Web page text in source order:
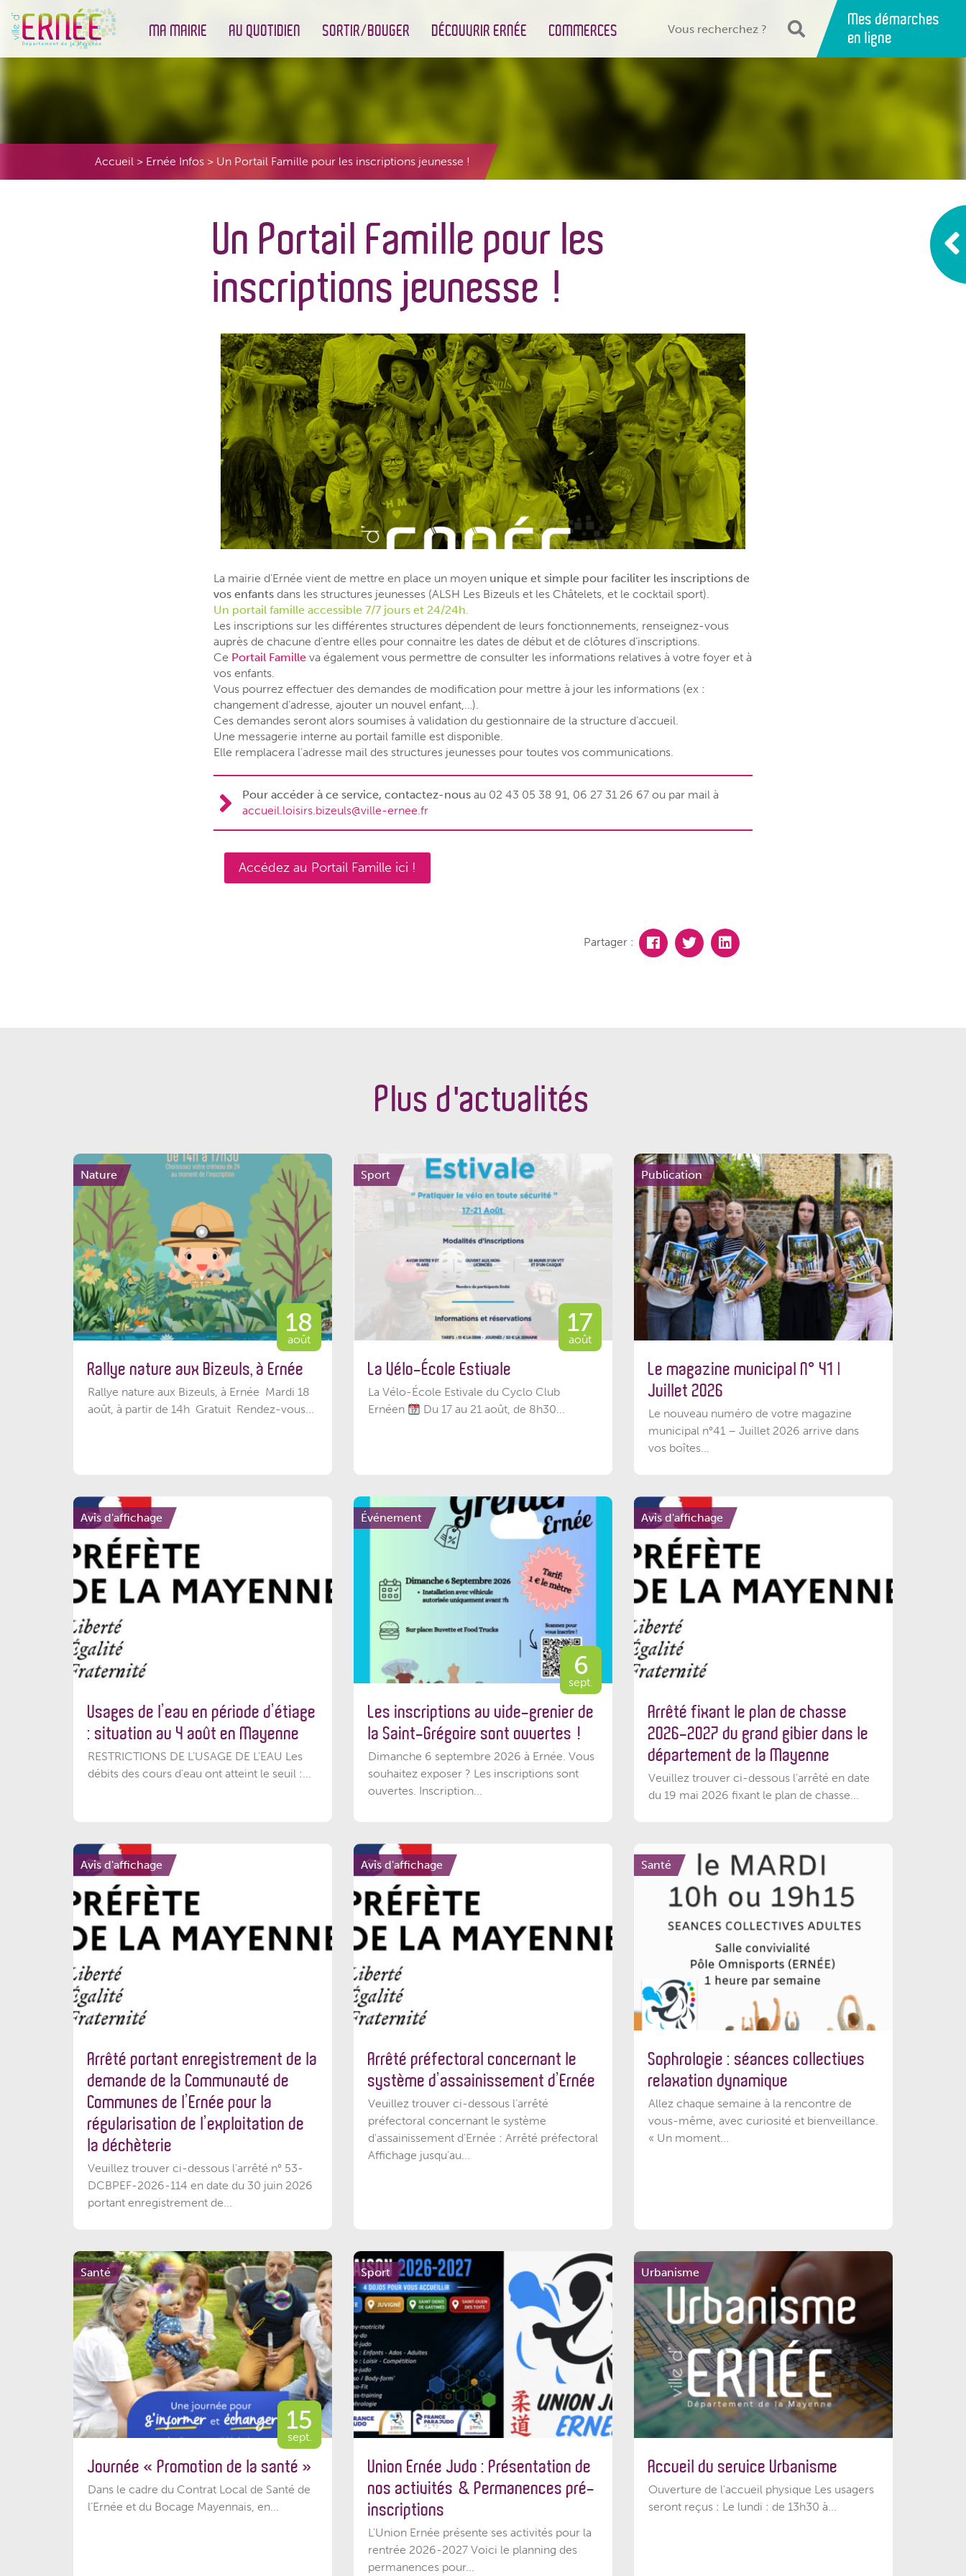
MA MAIRIE AU QUOTIDIEN SORTIR/BOUGER DÉCOUVRIR ERNÉE COMMERCES
Mes démarches
en ligne
Accueil > Ernée Infos > Un Portail Famille pour les inscriptions jeunesse !
Un Portail Famille pour les
inscriptions jeunesse !
La mairie d’Ernée vient de mettre en place un moyen unique et simple pour faciliter les inscriptions de
vos enfants dans les structures jeunesses (ALSH Les Bizeuls et les Châtelets, et le cocktail sport).
Un portail famille accessible 7/7 jours et 24/24h.
Les inscriptions sur les différentes structures dépendent de leurs fonctionnements, renseignez-vous
auprès de chacune d’entre elles pour connaitre les dates de début et de clôtures d’inscriptions.
Ce Portail Famille va également vous permettre de consulter les informations relatives à votre foyer et à
vos enfants.
Vous pourrez effectuer des demandes de modification pour mettre à jour les informations (ex :
changement d’adresse, ajouter un nouvel enfant,…).
Ces demandes seront alors soumises à validation du gestionnaire de la structure d’accueil.
Une messagerie interne au portail famille est disponible.
Elle remplacera l’adresse mail des structures jeunesses pour toutes vos communications.
Pour accéder à ce service, contactez-nous au 02 43 05 38 91, 06 27 31 26 67 ou par mail à
accueil.loisirs.bizeuls@ville-ernee.fr
Accédez au Portail Famille ici !
Partager :
Plus d'actualités
Nature
18
août
Rallye nature aux Bizeuls, à Ernée
Rallye nature aux Bizeuls, à Ernée Mardi 18
août, à partir de 14h Gratuit Rendez-vous...
Sport
17
août
La Vélo-École Estivale
La Vélo-École Estivale du Cyclo Club
Ernéen
Du 17 au 21 août, de 8h30...
Publication
Le magazine municipal N° 41 |
Juillet 2026
Le nouveau numéro de votre magazine
municipal n°41 – Juillet 2026 arrive dans
vos boîtes...
Avis d'affichage
Usages de l’eau en période d’étiage
: situation au 4 août en Mayenne
RESTRICTIONS DE L’USAGE DE L’EAU Les
débits des cours d'eau ont atteint le seuil :...
Événement
6
sept.
Les inscriptions au vide-grenier de
la Saint-Grégoire sont ouvertes !
Dimanche 6 septembre 2026 à Ernée. Vous
souhaitez exposer ? Les inscriptions sont
ouvertes. Inscription...
Avis d'affichage
Arrêté fixant le plan de chasse
2026-2027 du grand gibier dans le
département de la Mayenne
Veuillez trouver ci-dessous l’arrêté en date
du 19 mai 2026 fixant le plan de chasse...
Avis d'affichage
Arrêté portant enregistrement de la
demande de la Communauté de
Communes de l’Ernée pour la
régularisation de l’exploitation de
la déchèterie
Veuillez trouver ci-dessous l'arrêté n° 53-
DCBPEF-2026-114 en date du 30 juin 2026
portant enregistrement de...
Avis d'affichage
Arrêté préfectoral concernant le
système d’assainissement d’Ernée
Veuillez trouver ci-dessous l’arrêté
préfectoral concernant le système
d'assainissement d'Ernée : Arrêté préfectoral
Affichage jusqu'au...
Santé
Sophrologie : séances collectives
relaxation dynamique
Allez chaque semaine à la rencontre de
vous-même, avec curiosité et bienveillance.
« Un moment...
Santé
15
sept.
Journée « Promotion de la santé »
Dans le cadre du Contrat Local de Santé de
l’Ernée et du Bocage Mayennais, en...
Sport
Union Ernée Judo : Présentation de
nos activités & Permanences pré-
inscriptions
L'Union Ernée présente ses activités pour la
rentrée 2026-2027 Voici le planning des
permanences pour...
Urbanisme
Accueil du service Urbanisme
Ouverture de l'accueil physique Les usagers
seront reçus : Le lundi : de 13h30 à...